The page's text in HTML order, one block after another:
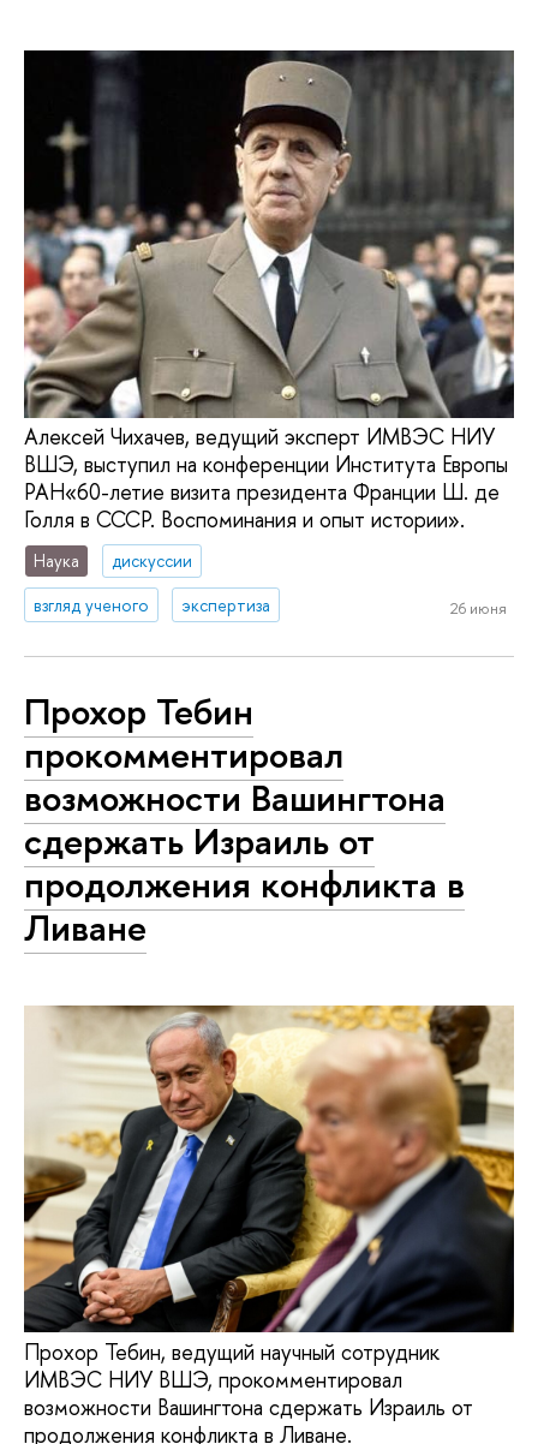
Алексей Чихачев, ведущий эксперт ИМВЭС НИУ
ВШЭ, выступил на конференции Института Европы
РАН«60-летие визита президента Франции Ш. де
Голля в СССР. Воспоминания и опыт истории».
Наука
дискуссии
взгляд ученого
экспертиза 26 июня
Прохор Тебин
прокомментировал
возможности Вашингтона
сдержать Израиль от
продолжения конфликта в
Ливане
Прохор Тебин, ведущий научный сотрудник
ИМВЭС НИУ ВШЭ, прокомментировал
возможности Вашингтона сдержать Израиль от
продолжения конфликта в Ливане.